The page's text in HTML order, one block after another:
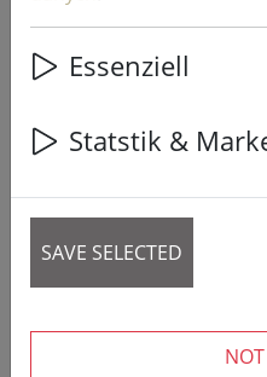
‹
Essenziell
Statstik &
SAVE SELECTED